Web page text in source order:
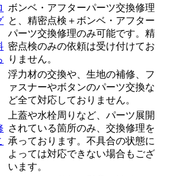
ボンベ・アフターパーツ交換修理
と、精密点検＋ボンベ・アフター
パーツ交換修理のみ可能です。精
密点検のみの依頼は受け付けてお
りません。
浮力材の交換や、生地の補修、フ
ァスナーやボタンのパーツ交換な
ど全て対応しておりません。
上蓋や水栓周りなど、パーツ展開
されている箇所のみ、交換修理を
承っております。不具合の状態に
よっては対応できない場合もござ
います。